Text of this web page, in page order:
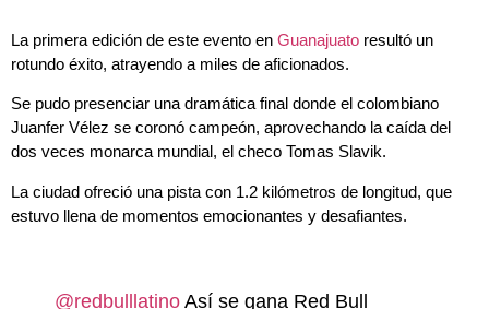
La primera edición de este evento en Guanajuato resultó un
rotundo éxito, atrayendo a miles de aficionados.
Se pudo presenciar una dramática final donde el colombiano
Juanfer Vélez se coronó campeón, aprovechando la caída del
dos veces monarca mundial, el checo Tomas Slavik.
La ciudad ofreció una pista con 1.2 kilómetros de longitud, que
estuvo llena de momentos emocionantes y desafiantes.
@redbulllatino Así se gana Red Bull